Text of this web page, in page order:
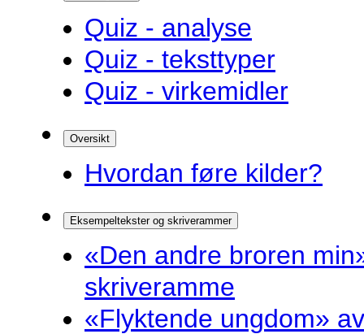
Quiz - analyse
Quiz - teksttyper
Quiz - virkemidler
Oversikt
Hvordan føre kilder?
Eksempeltekster og skriverammer
«Den andre broren
skriveramme
«Flyktende ungdom»